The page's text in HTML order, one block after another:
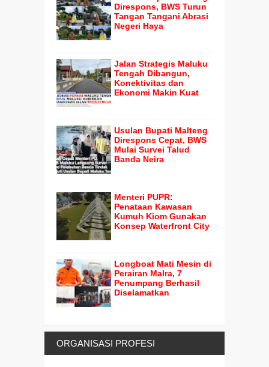
Direspons, BWS Turun
Tangan Tangani Abrasi
Negeri Haya
Jalan Strategis Maluku
Tengah Dibangun,
Konektivitas dan
Ekonomi Makin Kuat
Usulan Bupati Malteng
Direspons Cepat, BWS
Mulai Survei Talud
Banda Neira
Menteri PUPR:
Penataan Kawasan
Kumuh Kiom Gunakan
Konsep Waterfront City
Longboat Mati Mesin di
Perairan Malra, 7
Penumpang Berhasil
Diselamatkan
ORGANISASI PROFESI